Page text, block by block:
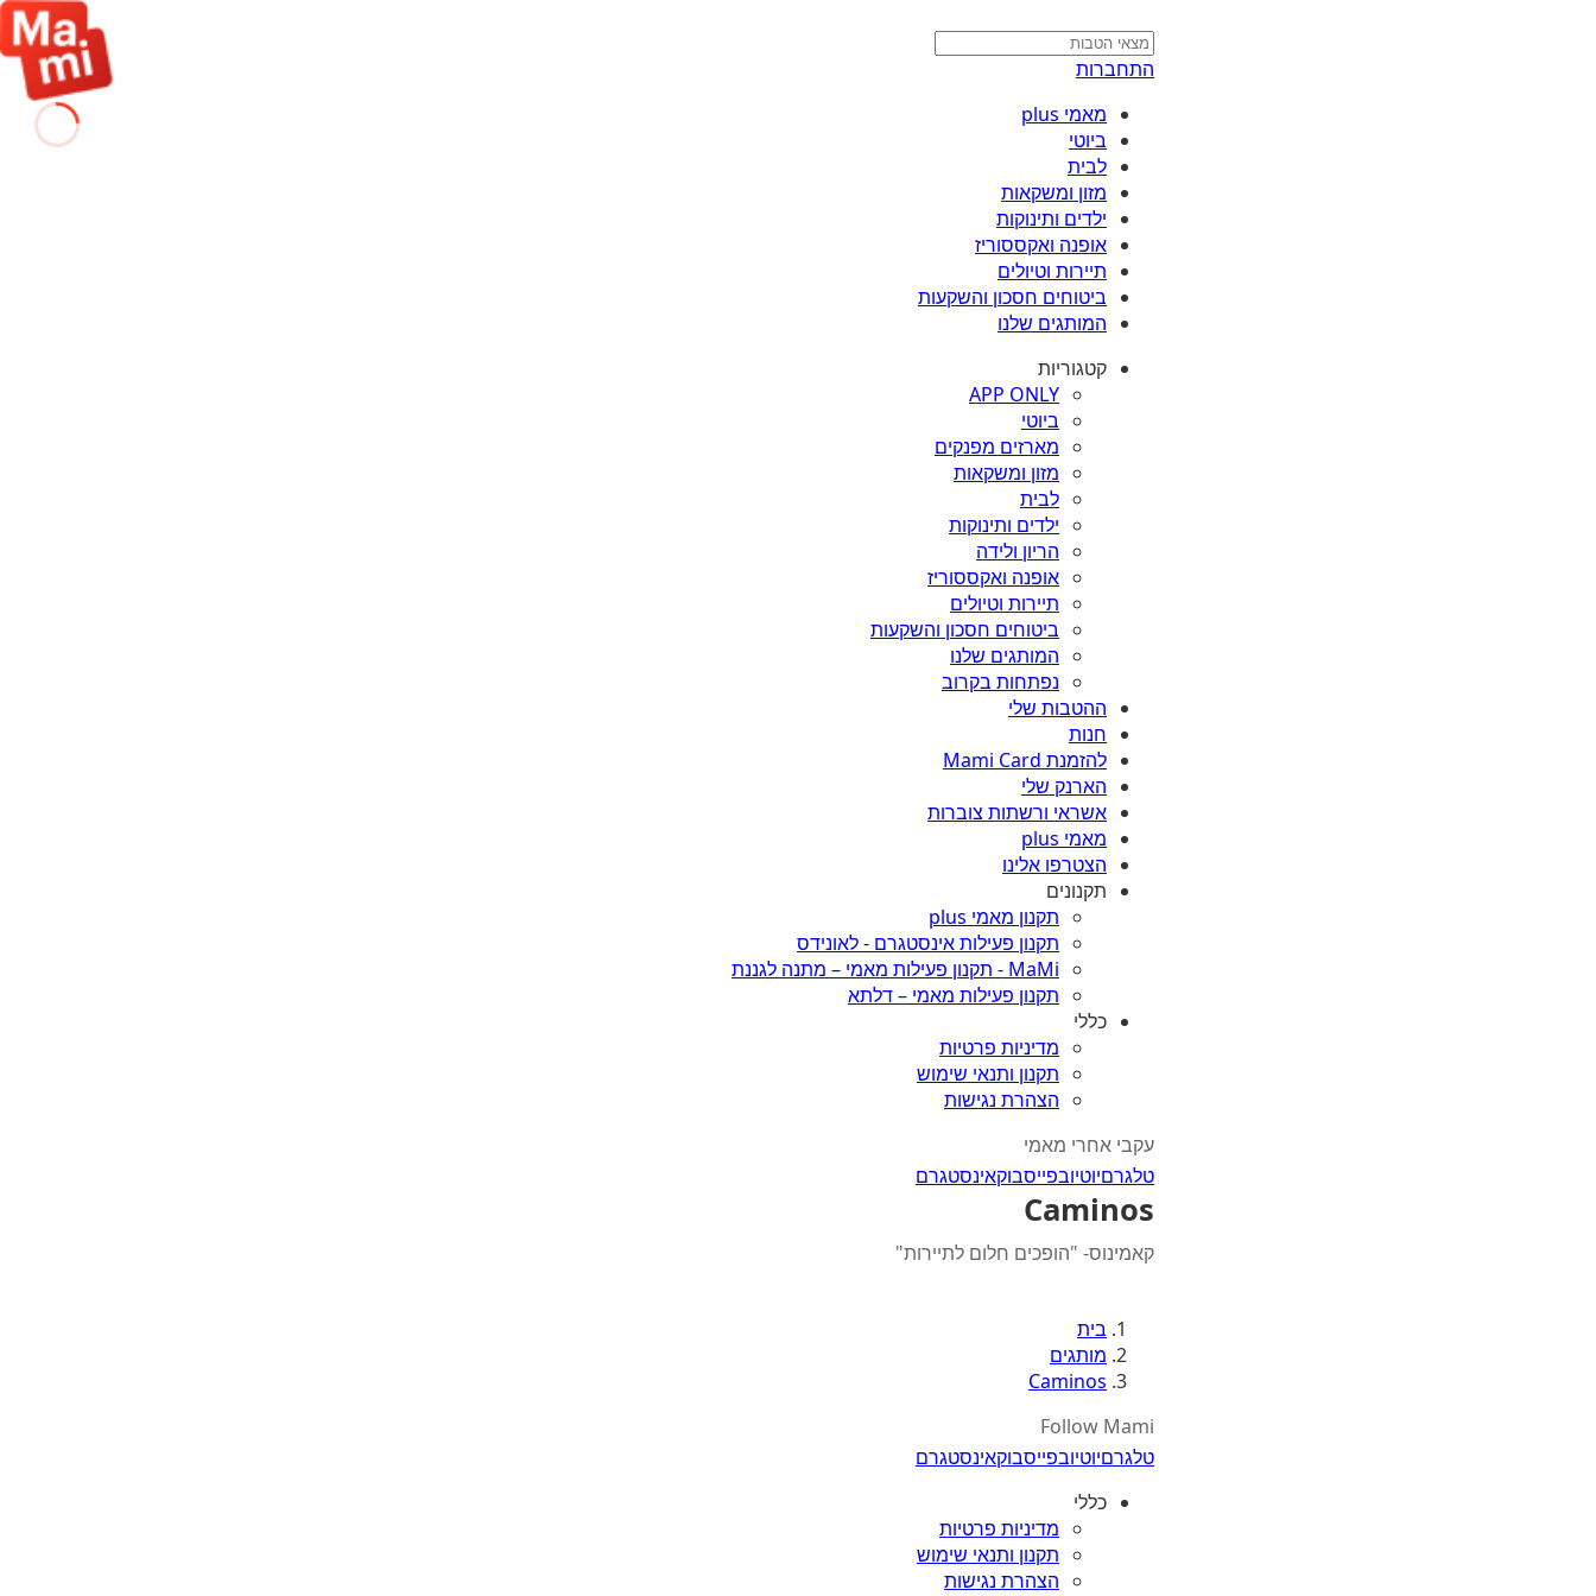
התחברות
מאמי plus
ביוטי
לבית
מזון ומשקאות
ילדים ותינוקות
אופנה ואקססוריז
תיירות וטיולים
ביטוחים חסכון והשקעות
המותגים שלנו
קטגוריות
APP ONLY
ביוטי
מארזים מפנקים
מזון ומשקאות
לבית
ילדים ותינוקות
הריון ולידה
אופנה ואקססוריז
תיירות וטיולים
ביטוחים חסכון והשקעות
המותגים שלנו
נפתחות בקרוב
ההטבות שלי
חנות
להזמנת Mami Card
הארנק שלי
אשראי ורשתות צוברות
מאמי plus
הצטרפו אלינו
תקנונים
תקנון מאמי plus
תקנון פעילות אינסטגרם - לאונידס
MaMi - תקנון פעילות מאמי – מתנה לגננת
תקנון פעילות מאמי – דלתא
כללי
מדיניות פרטיות
תקנון ותנאי שימוש
הצהרת נגישות
עקבי אחרי מאמי
טלגרםיוטיובפייסבוקאינסטגרם
Caminos
קאמינוס- "הופכים חלום לתיירות"
בית
מותגים
Caminos
Follow Mami
טלגרםיוטיובפייסבוקאינסטגרם
כללי
מדיניות פרטיות
תקנון ותנאי שימוש
הצהרת נגישות